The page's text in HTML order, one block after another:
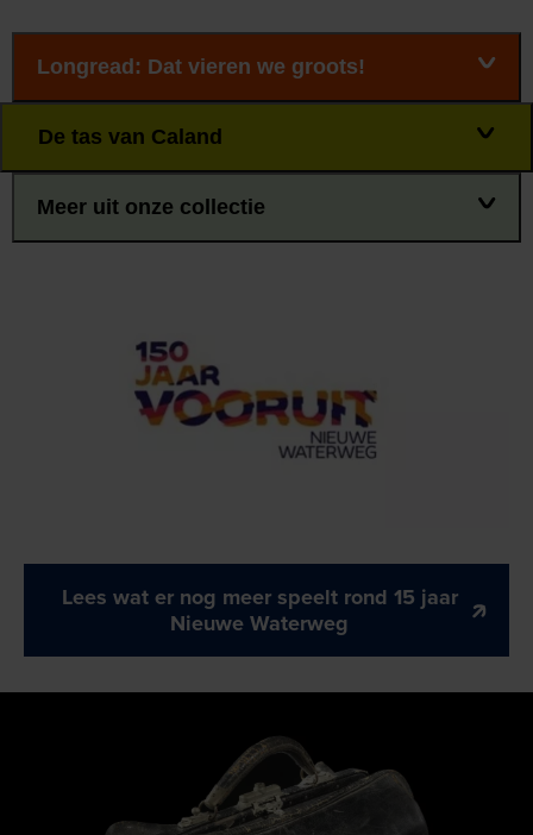
Longread: Dat vieren we groots!
De tas van Caland
Meer uit onze collectie
Lees wat er nog meer speelt rond 15 jaar
Nieuwe Waterweg